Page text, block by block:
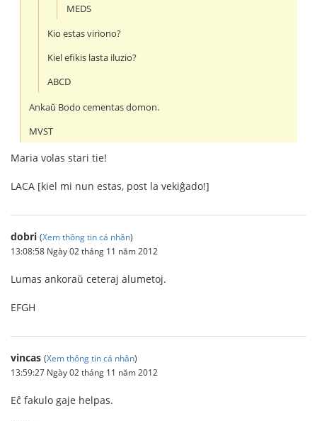
MEDS
Kio estas viriono?
Kiel efikis lasta iluzio?
ABCD
Ankaŭ Bodo cementas domon.
MVST
Maria volas stari tie!
LACA [kiel mi nun estas, post la vekiĝado!]
dobri (Xem thông tin cá nhân)
13:08:58 Ngày 02 tháng 11 năm 2012
Lumas ankoraŭ ceteraj alumetoj.
EFGH
vincas (Xem thông tin cá nhân)
13:59:27 Ngày 02 tháng 11 năm 2012
Eĉ fakulo gaje helpas.